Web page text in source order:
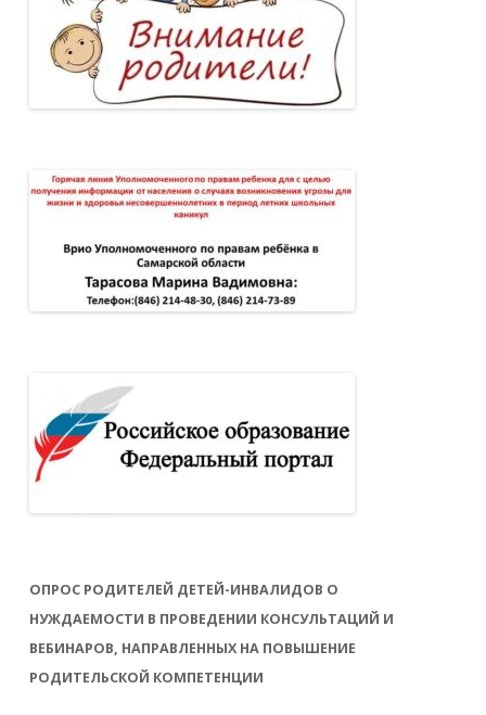
ОПРОС РОДИТЕЛЕЙ ДЕТЕЙ-ИНВАЛИДОВ О
НУЖДАЕМОСТИ В ПРОВЕДЕНИИ КОНСУЛЬТАЦИЙ И
ВЕБИНАРОВ, НАПРАВЛЕННЫХ НА ПОВЫШЕНИЕ
РОДИТЕЛЬСКОЙ КОМПЕТЕНЦИИ